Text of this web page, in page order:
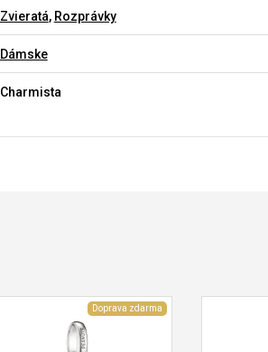
Zvieratá, Rozprávky
Dámske
Charmista
Doprava zdarma